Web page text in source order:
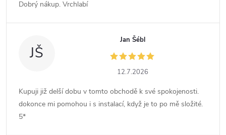
Dobrý nákup. Vrchlabí
JŠ
Jan Šébl
12.7.2026
Kupuji již delší dobu v tomto obchodě k své spokojenosti.
dokonce mi pomohou i s instalací, když je to po mě složité.
5*